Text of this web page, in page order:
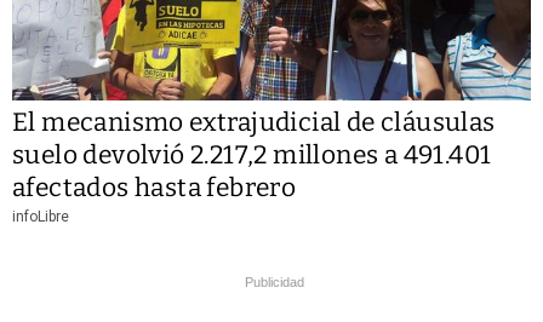
El mecanismo extrajudicial de cláusulas
suelo devolvió 2.217,2 millones a 491.401
afectados hasta febrero
infoLibre
Publicidad